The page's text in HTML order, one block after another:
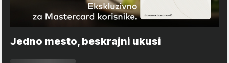
Jedno mesto, beskrajni ukusi